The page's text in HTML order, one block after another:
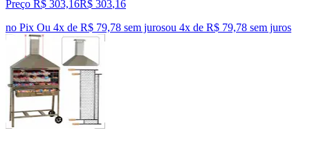
Preço R$ 303,16R$ 303,16
no Pix Ou 4x de R$ 79,78 sem jurosou 4x de R$ 79,78 sem juros